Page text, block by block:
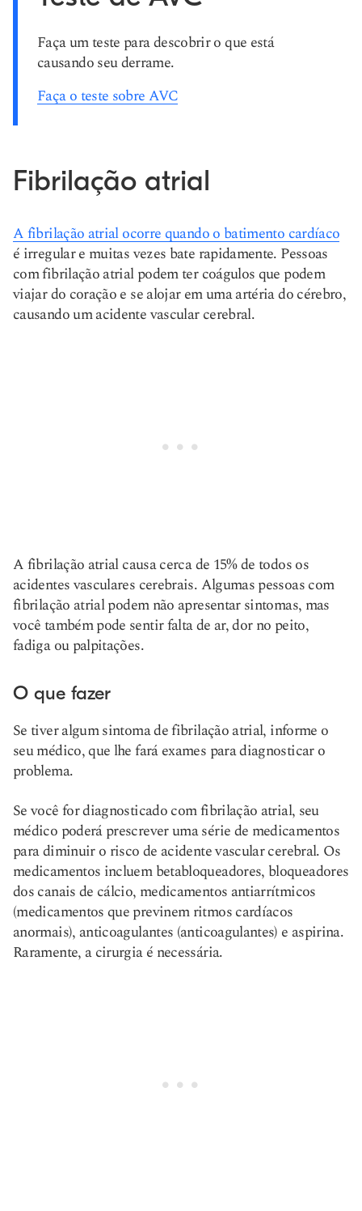
Faça um teste para descobrir o que está
causando seu derrame.
Faça o teste sobre AVC
Fibrilação atrial
A fibrilação atrial ocorre quando o batimento cardíaco
é irregular e muitas vezes bate rapidamente. Pessoas
com fibrilação atrial podem ter coágulos que podem
viajar do coração e se alojar em uma artéria do cérebro,
causando um acidente vascular cerebral.
A fibrilação atrial causa cerca de 15% de todos os
acidentes vasculares cerebrais. Algumas pessoas com
fibrilação atrial podem não apresentar sintomas, mas
você também pode sentir falta de ar, dor no peito,
fadiga ou palpitações.
O que fazer
Se tiver algum sintoma de fibrilação atrial, informe o
seu médico, que lhe fará exames para diagnosticar o
problema.
Se você for diagnosticado com fibrilação atrial, seu
médico poderá prescrever uma série de medicamentos
para diminuir o risco de acidente vascular cerebral. Os
medicamentos incluem betabloqueadores, bloqueadores
dos canais de cálcio, medicamentos antiarrítmicos
(medicamentos que previnem ritmos cardíacos
anormais), anticoagulantes (anticoagulantes) e aspirina.
Raramente, a cirurgia é necessária.